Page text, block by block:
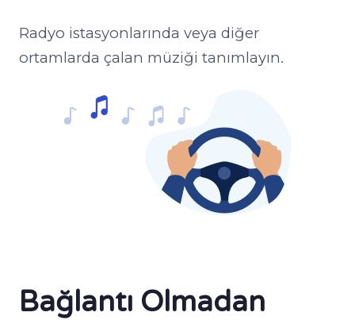
Radyo istasyonlarında veya diğer
ortamlarda çalan müziği tanımlayın.
Bağlantı Olmadan